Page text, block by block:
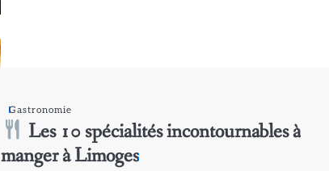
Gastronomie
Les 10 spécialités incontournables à
manger à Limoges